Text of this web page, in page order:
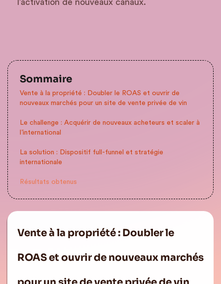
l’activation de nouveaux canaux.
Sommaire
Vente à la propriété : Doubler le ROAS et ouvrir de
nouveaux marchés pour un site de vente privée de vin
Le challenge : Acquérir de nouveaux acheteurs et scaler à
l’international
La solution : Dispositif full-funnel et stratégie
internationale
Résultats obtenus
Vente à la propriété : Doubler le
ROAS et ouvrir de nouveaux marchés